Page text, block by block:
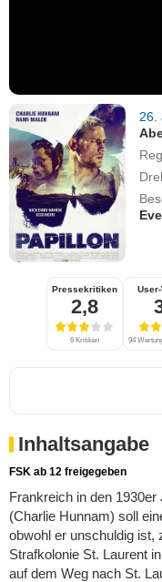
26.
Pressekritiken
2,8
6 Kritiken 94
Inhaltsangabe
FSK ab 12 freigegeben
Frankreich in den 1930er
(Charlie Hunnam) soll
obwohl er unschuldig ist,
Strafkolonie St. Laurent
auf dem Weg nach St.